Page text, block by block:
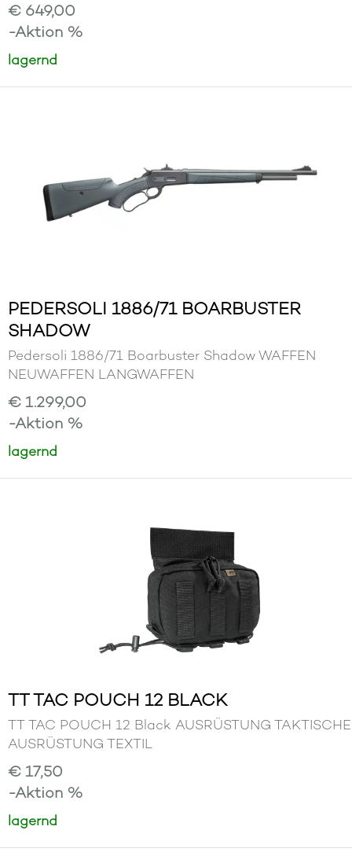
€ 649,00
-Aktion %
lagernd
PEDERSOLI 1886/71 BOARBUSTER
SHADOW
Pedersoli 1886/71 Boarbuster Shadow WAFFEN
NEUWAFFEN LANGWAFFEN
€ 1.299,00
-Aktion %
lagernd
TT TAC POUCH 12 BLACK
TT TAC POUCH 12 Black AUSRÜSTUNG TAKTISCHE
AUSRÜSTUNG TEXTIL
€ 17,50
-Aktion %
lagernd